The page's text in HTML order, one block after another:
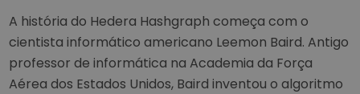
A história do Hedera Hashgraph começa com o
cientista informático americano Leemon Baird. Antigo
professor de informática na Academia da Força
Aérea dos Estados Unidos, Baird inventou o algoritmo